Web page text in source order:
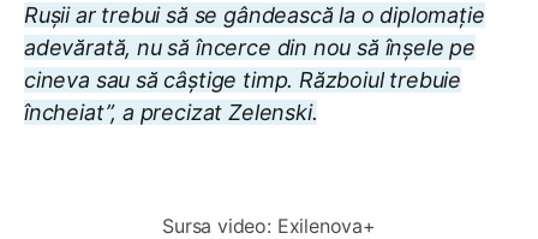
Rușii ar trebui să se gândească la o diplomație
adevărată, nu să încerce din nou să înșele pe
cineva sau să câștige timp. Războiul trebuie
încheiat”, a precizat Zelenski.
Sursa video: Exilenova+